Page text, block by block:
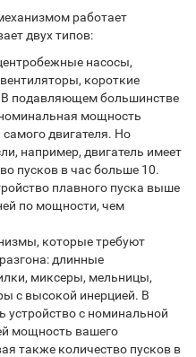
работает
двух типов:
насосы,
короткие
В подавляющем большинстве
мощность
двигателя. Но
например, двигатель имеет
пусков в час больше 10.
плавного пуска выше
по мощности, чем
которые требуют
длинные
миксеры, мельницы,
с высокой инерцией. В
устройство с номинальной
мощность вашего
также количество пусков в